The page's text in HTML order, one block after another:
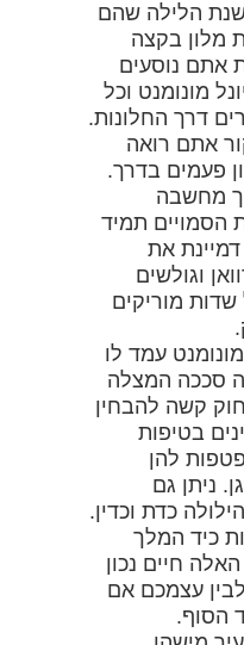
הלילה שהם
מלון בקצה
אתם נוסעים
מונומנט וכל
דרך החלונות.
אתם רואה
פעמים בדרך.
מחשבה
הסמויים תמיד
את
וגולשים
מוריקים
עמד לו
סככה המצלה
קשה להבחין
בטיפות
להן
ניתן גם
כדת וכדין.
כיד המלך
חיים נכון
עצמכם אם
הסוף.